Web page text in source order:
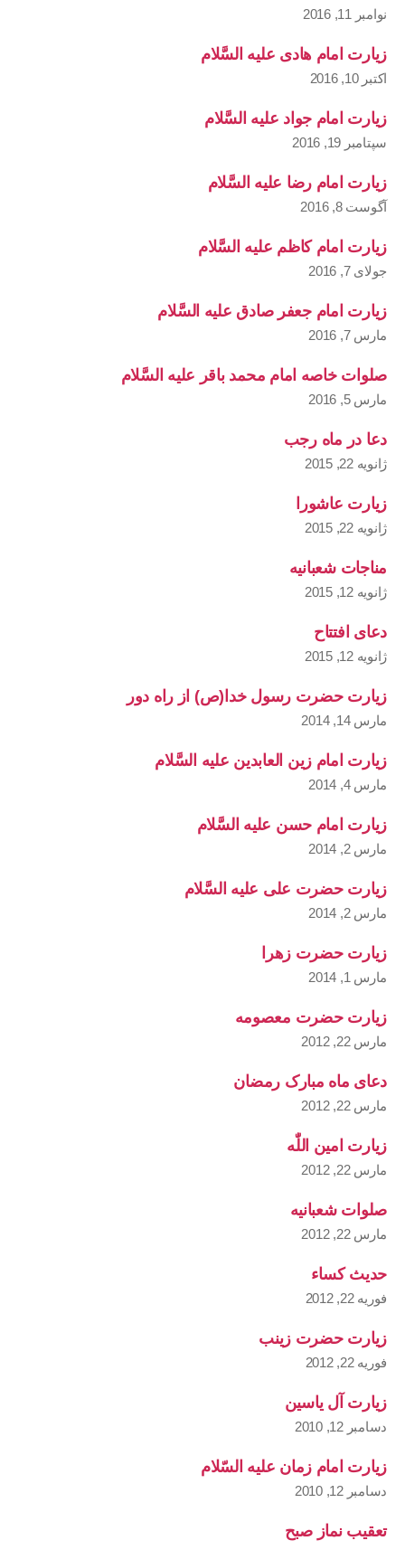
نوامبر 11, 2016
زیارت امام هادی علیه السَّلام
اکتبر 10, 2016
زیارت امام جواد علیه السَّلام
سپتامبر 19, 2016
زیارت امام رضا علیه السَّلام
آگوست 8, 2016
زیارت امام کاظم علیه السَّلام
جولای 7, 2016
زیارت امام جعفر صادق علیه السَّلام
مارس 7, 2016
صلوات خاصه امام محمد باقر علیه السَّلام
مارس 5, 2016
دعا در ماه رجب
ژانویه 22, 2015
زیارت عاشورا
ژانویه 22, 2015
مناجات شعبانیه
ژانویه 12, 2015
دعای افتتاح
ژانویه 12, 2015
زیارت حضرت رسول خدا(ص) از راه دور
مارس 14, 2014
زیارت امام زین العابدین علیه السَّلام
مارس 4, 2014
زیارت امام حسن علیه السَّلام
مارس 2, 2014
زیارت حضرت علی علیه السَّلام
مارس 2, 2014
زیارت حضرت زهرا
مارس 1, 2014
زیارت حضرت معصومه
مارس 22, 2012
دعای ماه مبارک رمضان
مارس 22, 2012
زیارت امین اللّٰه
مارس 22, 2012
صلوات شعبانیه
مارس 22, 2012
حدیث کساء
فوریه 22, 2012
زیارت حضرت زینب
فوریه 22, 2012
زیارت آل یاسین
دسامبر 12, 2010
زیارت امام زمان علیه السّلام
دسامبر 12, 2010
تعقیب نماز صبح